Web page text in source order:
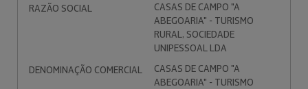
RAZÃO SOCIAL
CASAS DE CAMPO "A
ABEGOARIA" - TURISMO
RURAL, SOCIEDADE
UNIPESSOAL LDA
DENOMINAÇÃO COMERCIAL
CASAS DE CAMPO "A
ABEGOARIA" - TURISMO